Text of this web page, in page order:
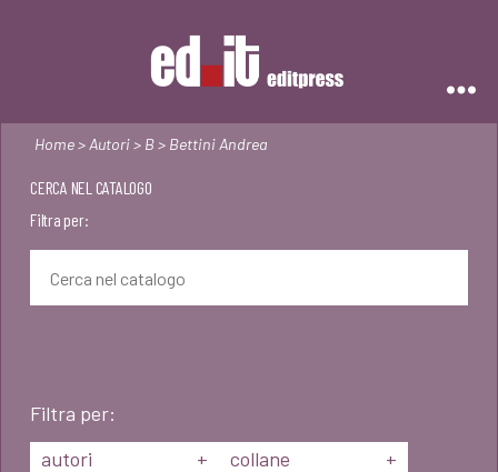
Home> Autori> B> Bettini Andrea
CERCA NEL CATALOGO
Filtra per:
Filtra per:
autori
+ collane
+